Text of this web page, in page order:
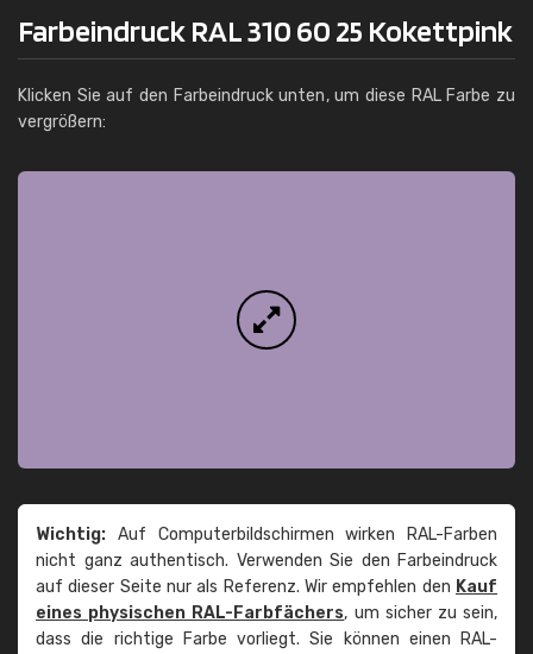
Farbeindruck RAL 310 60 25 Kokettpink
Klicken Sie auf den Farbeindruck unten, um diese RAL Farbe zu
vergrößern:
Wichtig: Auf Computerbildschirmen wirken RAL-Farben
nicht ganz authentisch. Verwenden Sie den Farbeindruck
auf dieser Seite nur als Referenz. Wir empfehlen den Kauf
eines physischen RAL-Farbfächers, um sicher zu sein,
dass die richtige Farbe vorliegt. Sie können einen RAL-